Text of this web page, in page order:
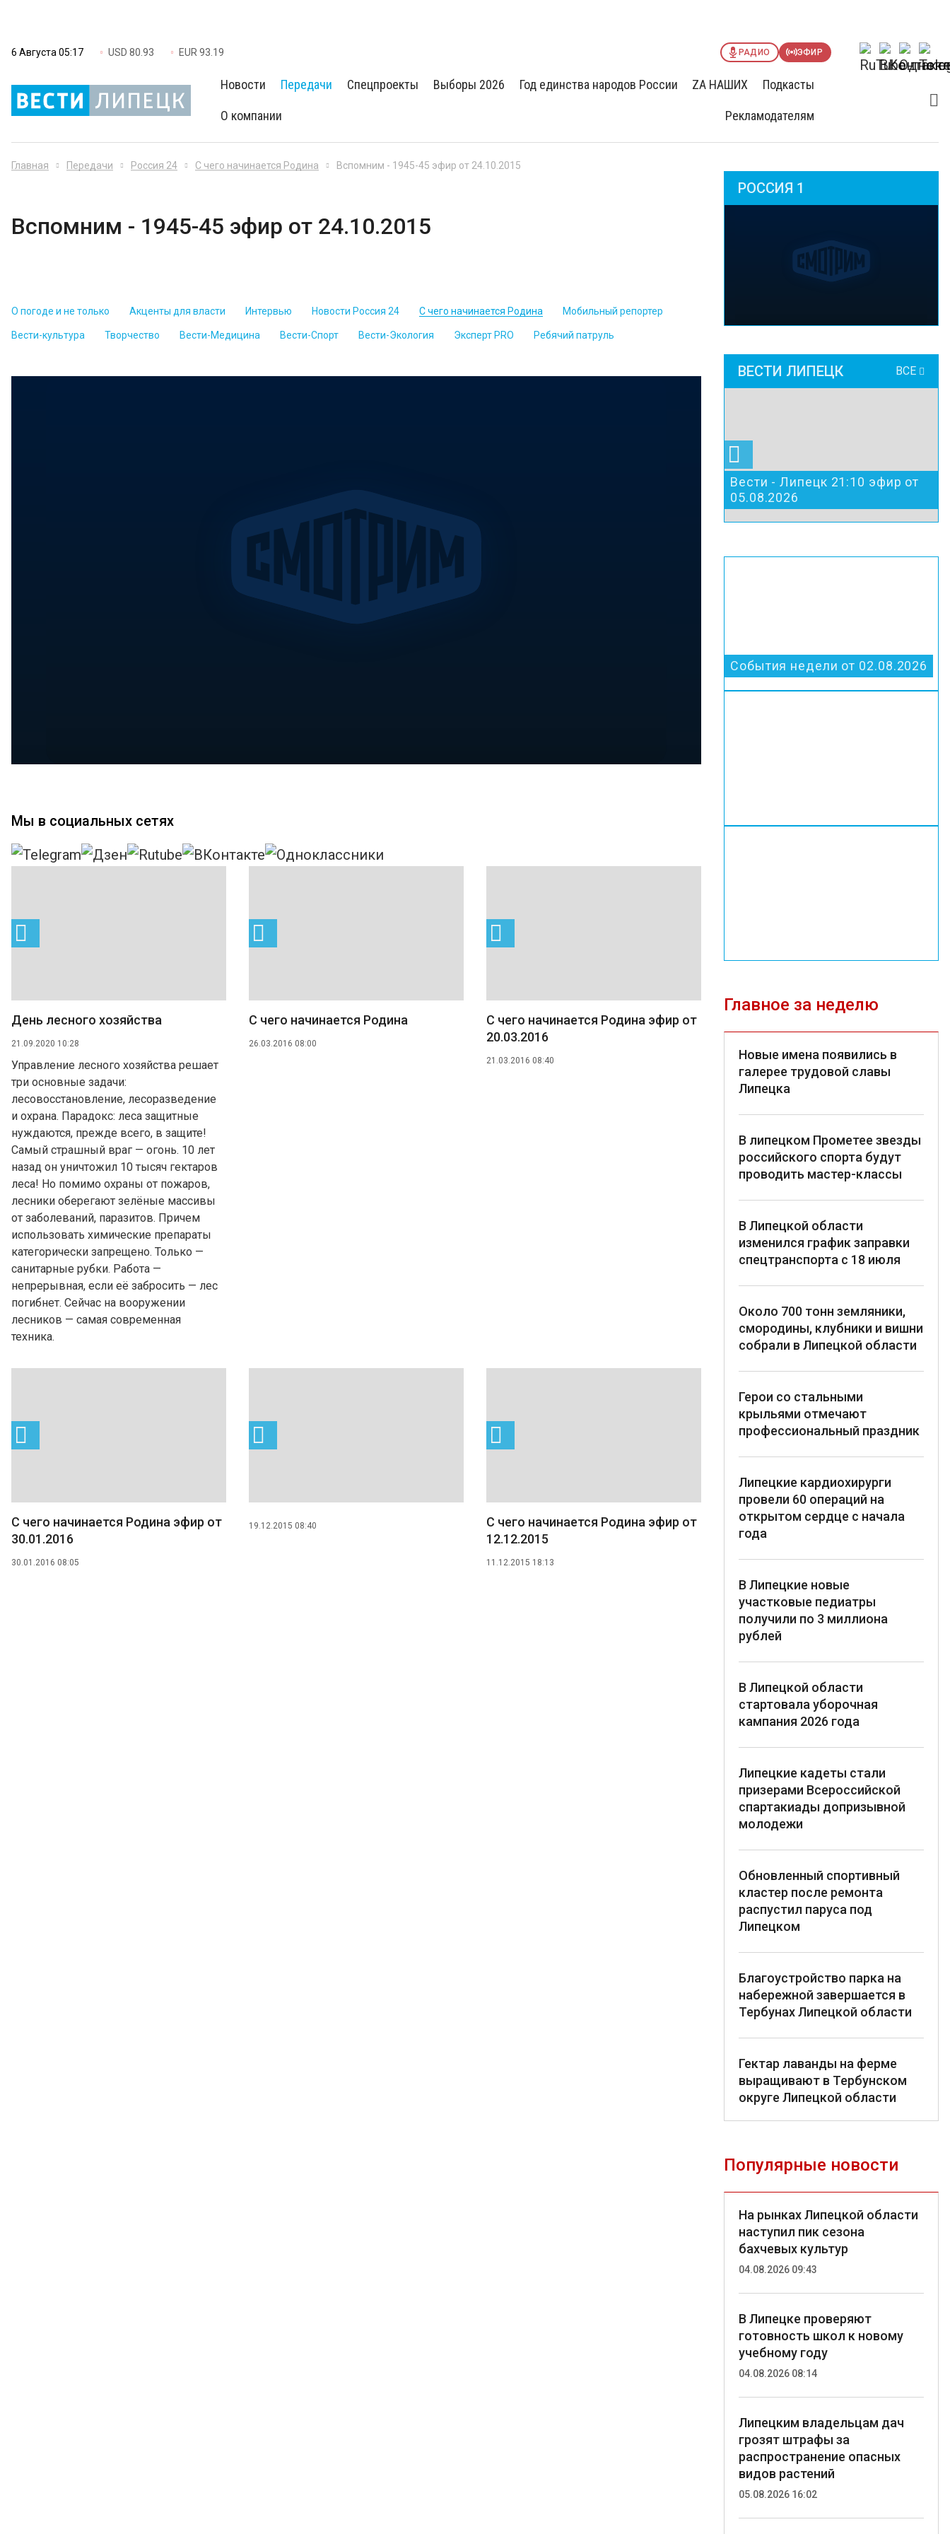
6 Августа 05:17 USD 80.93 EUR 93.19 РАДИО ЭФИР
Новости Передачи Спецпроекты Выборы 2026 Год единства народов России ZА НАШИХ Подкасты
О компании Рекламодателям
Главная Передачи Россия 24 С чего начинается Родина Вспомним - 1945-45 эфир от 24.10.2015
Вспомним - 1945-45 эфир от 24.10.2015
О погоде и не только Акценты для власти Интервью Новости Россия 24 С чего начинается Родина Мобильный репортер
Вести-культура Творчество Вести-Медицина Вести-Спорт Вести-Экология Эксперт PRO Ребячий патруль
Мы в социальных сетях
День лесного хозяйства
21.09.2020 10:28
Управление лесного хозяйства решает
три основные задачи:
лесовосстановление, лесоразведение
и охрана. Парадокс: леса защитные
нуждаются, прежде всего, в защите!
Самый страшный враг — огонь. 10 лет
назад он уничтожил 10 тысяч гектаров
леса! Но помимо охраны от пожаров,
лесники оберегают зелёные массивы
от заболеваний, паразитов. Причем
использовать химические препараты
категорически запрещено. Только —
санитарные рубки. Работа —
непрерывная, если её забросить — лес
погибнет. Сейчас на вооружении
лесников — самая современная
техника.
С чего начинается Родина
26.03.2016 08:00
С чего начинается Родина эфир от
20.03.2016
21.03.2016 08:40
C чего начинается Родина эфир от
30.01.2016
30.01.2016 08:05
19.12.2015 08:40
C чего начинается Родина эфир от
12.12.2015
11.12.2015 18:13
РОССИЯ 1
ВЕСТИ ЛИПЕЦК ВСЕ
Вести - Липецк 21:10 эфир от
05.08.2026
События недели от 02.08.2026
Главное за неделю
Новые имена появились в
галерее трудовой славы
Липецка
В липецком Прометее звезды
российского спорта будут
проводить мастер-классы
В Липецкой области
изменился график заправки
спецтранспорта с 18 июля
Около 700 тонн земляники,
смородины, клубники и вишни
собрали в Липецкой области
Герои со стальными
крыльями отмечают
профессиональный праздник
Липецкие кардиохирурги
провели 60 операций на
открытом сердце с начала
года
В Липецкие новые
участковые педиатры
получили по 3 миллиона
рублей
В Липецкой области
стартовала уборочная
кампания 2026 года
Липецкие кадеты стали
призерами Всероссийской
спартакиады допризывной
молодежи
Обновленный спортивный
кластер после ремонта
распустил паруса под
Липецком
Благоустройство парка на
набережной завершается в
Тербунах Липецкой области
Гектар лаванды на ферме
выращивают в Тербунском
округе Липецкой области
Популярные новости
На рынках Липецкой области
наступил пик сезона
бахчевых культур
04.08.2026 09:43
В Липецке проверяют
готовность школ к новому
учебному году
04.08.2026 08:14
Липецким владельцам дач
грозят штрафы за
распространение опасных
видов растений
05.08.2026 16:02